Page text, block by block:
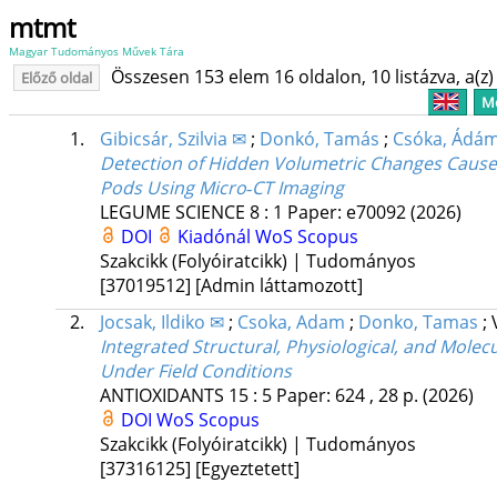
mtmt
Magyar Tudományos Művek Tára
Előző oldal Összesen 153 elem 16 oldalon, 10 listázva,
1. Gibicsár, Szilvia ✉; Donkó, Tamás ; Csóka,
Detection of Hidden Volumetric Changes
Pods Using Micro‐CT Imaging
LEGUME SCIENCE 8: 1 Paper: e70092(2026)
DOI
Kiadónál WoS Scopus
Szakcikk (Folyóiratcikk) | Tudományos
[37019512] [Admin láttamozott]
2.
Jocsak, Ildiko ✉; Csoka, Adam ; Donko, Tamas ;
Integrated Structural, Physiological, and
Under Field Conditions
ANTIOXIDANTS 15: 5 Paper: 624 , 28 p. (2026)
DOI WoS Scopus
Szakcikk (Folyóiratcikk) | Tudományos
[37316125] [Egyeztetett]